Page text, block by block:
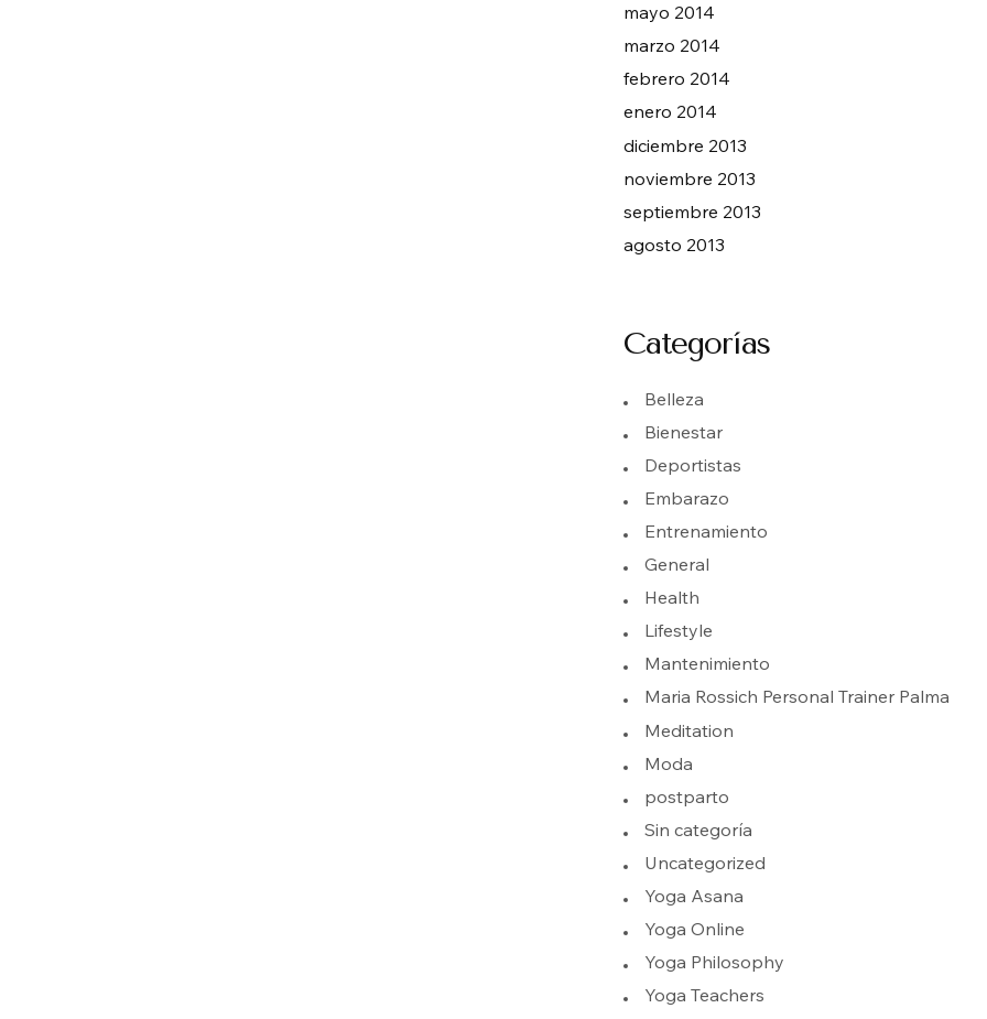
mayo 2014
marzo 2014
febrero 2014
enero 2014
diciembre 2013
noviembre 2013
septiembre 2013
agosto 2013
Categorías
Belleza
Bienestar
Deportistas
Embarazo
Entrenamiento
General
Health
Lifestyle
Mantenimiento
Maria Rossich Personal Trainer Palma
Meditation
Moda
postparto
Sin categoría
Uncategorized
Yoga Asana
Yoga Online
Yoga Philosophy
Yoga Teachers